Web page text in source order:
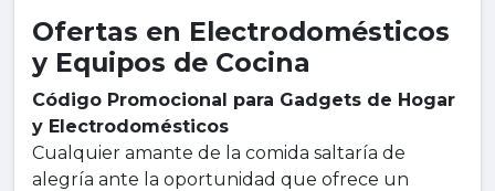
Ofertas en Electrodomésticos
y Equipos de Cocina
Código Promocional para Gadgets de Hogar
y Electrodomésticos
Cualquier amante de la comida saltaría de
alegría ante la oportunidad que ofrece un